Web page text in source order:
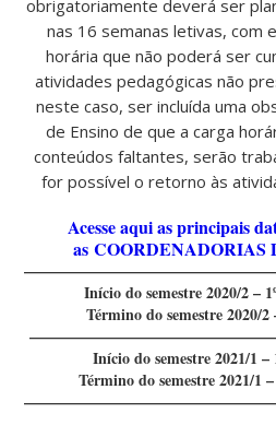
obrigatoriamente deverá ser
nas 16 semanas letivas, com
horária que não poderá ser
atividades pedagógicas não
neste caso, ser incluída uma
de Ensino de que a carga
conteúdos faltantes, serão
for possível o retorno às
Acesse aqui as principais
as COORDENADORIAS
Início do semestre 2020/2 –
Término do semestre 2020/
Início do semestre 2021/1
Término do semestre 2021/1